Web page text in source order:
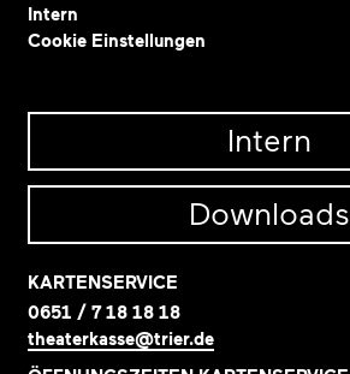
Intern
Cookie Einstellungen
Intern
Downloads
KARTENSERVICE
0651 / 7 18 18 18
theaterkasse@trier.de